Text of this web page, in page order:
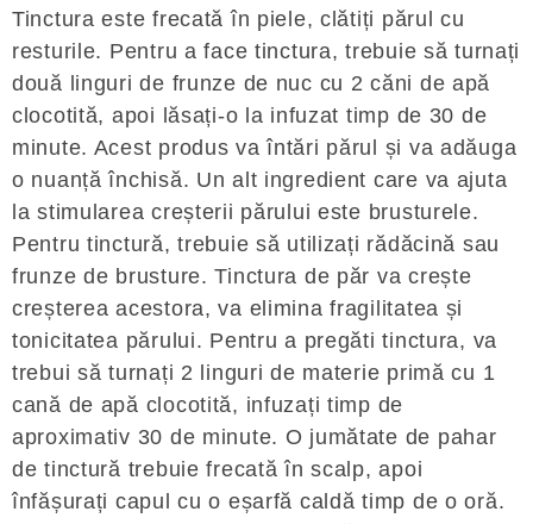
Tinctura este frecată în piele, clătiți părul cu
resturile. Pentru a face tinctura, trebuie să turnați
două linguri de frunze de nuc cu 2 căni de apă
clocotită, apoi lăsați-o la infuzat timp de 30 de
minute. Acest produs va întări părul și va adăuga
o nuanță închisă. Un alt ingredient care va ajuta
la stimularea creșterii părului este brusturele.
Pentru tinctură, trebuie să utilizați rădăcină sau
frunze de brusture. Tinctura de păr va crește
creșterea acestora, va elimina fragilitatea și
tonicitatea părului. Pentru a pregăti tinctura, va
trebui să turnați 2 linguri de materie primă cu 1
cană de apă clocotită, infuzați timp de
aproximativ 30 de minute. O jumătate de pahar
de tinctură trebuie frecată în scalp, apoi
înfășurați capul cu o eșarfă caldă timp de o oră.